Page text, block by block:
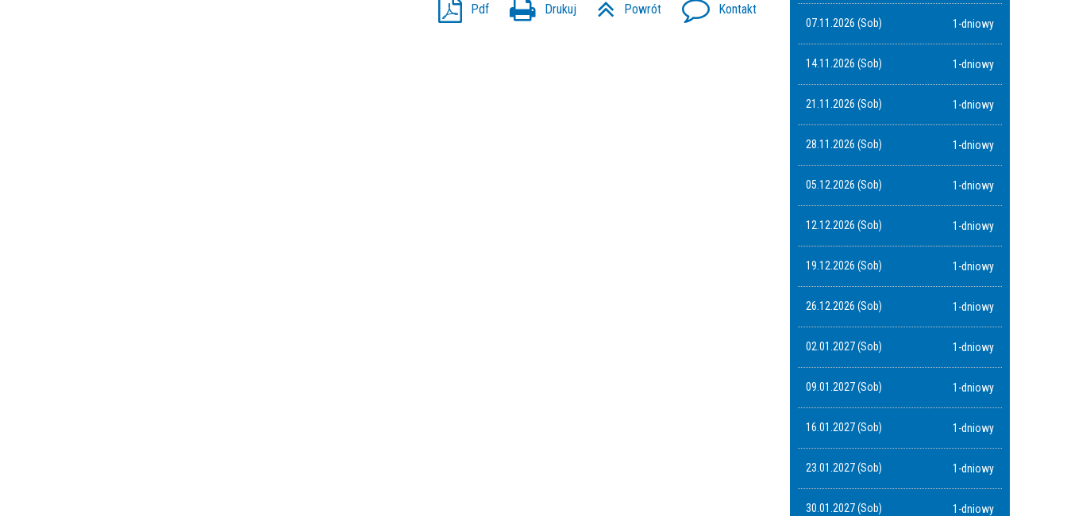
Pdf Drukuj Powrót Kontakt
07.11.2026 (Sob) 1-dniowy
14.11.2026 (Sob) 1-dniowy
21.11.2026 (Sob) 1-dniowy
28.11.2026 (Sob) 1-dniowy
05.12.2026 (Sob) 1-dniowy
12.12.2026 (Sob) 1-dniowy
19.12.2026 (Sob) 1-dniowy
26.12.2026 (Sob) 1-dniowy
02.01.2027 (Sob) 1-dniowy
09.01.2027 (Sob) 1-dniowy
16.01.2027 (Sob) 1-dniowy
23.01.2027 (Sob) 1-dniowy
30.01.2027 (Sob) 1-dniowy